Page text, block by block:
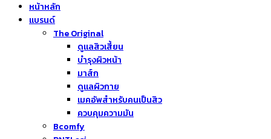
หน้าหลัก
แบรนด์
The Original
ดูแลสิวเสี้ยน
บำรุงผิวหน้า
มาส์ก
ดูแลผิวกาย
เมคอัพสำหรับคนเป็นสิว
ควบคุมความมัน
Bcomfy